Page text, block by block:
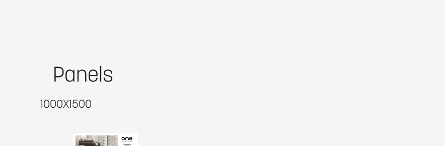
Panels
1000X1500